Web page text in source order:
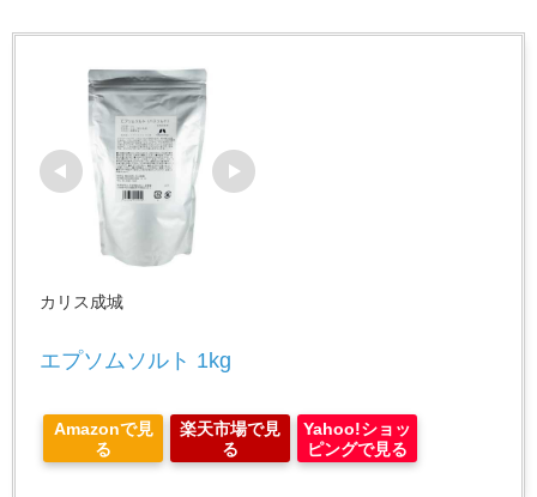
カリス成城
エプソムソルト 1kg
Amazonで見
る
楽天市場で見
る
Yahoo!ショッ
ピングで見る